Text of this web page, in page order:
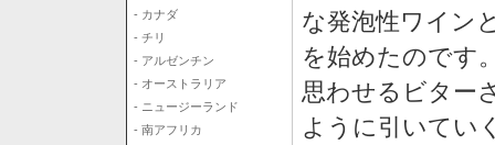
- カナダ
- チリ
- アルゼンチン
- オーストラリア
- ニュージーランド
- 南アフリカ
な発泡性ワイン
を始めたのです
思わせるビター
ように引いてい